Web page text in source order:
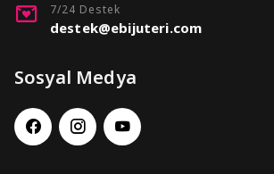
7/24 Destek
destek@ebijuteri.com
Sosyal Medya